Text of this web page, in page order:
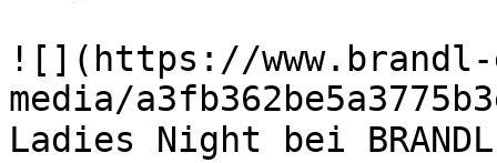
![](https://
media/
Ladies Night bei